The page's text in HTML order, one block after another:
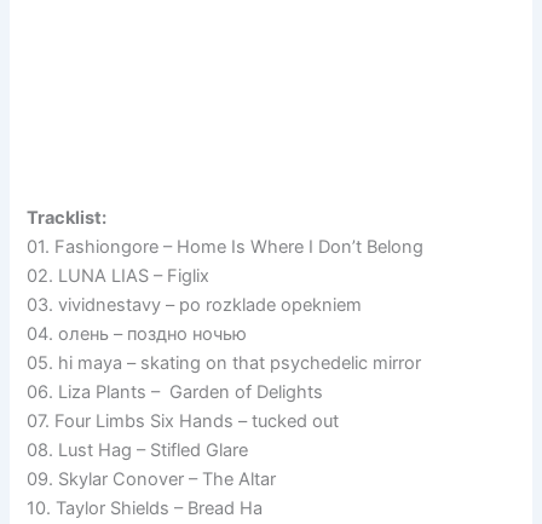
Tracklist:
01. Fashiongore – Home Is Where I Don’t Belong
02. LUNA LIAS – Figlix
03. vividnestavy – po rozklade opekniem
04. олень – поздно ночью
05. hi maya – skating on that psychedelic mirror
06. Liza Plants – Garden of Delights
07. Four Limbs Six Hands – tucked out
08. Lust Hag – Stifled Glare
09. Skylar Conover – The Altar
10. Taylor Shields – Bread Ha